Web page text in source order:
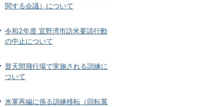
関する会議）について
令和2年度 宜野湾市訪米要請行動
の中止について
普天間飛行場で実施される訓練に
ついて
米軍再編に係る訓練移転（回転翼